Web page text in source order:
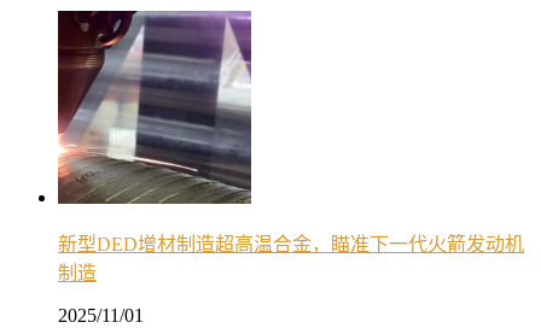
新型DED增材制造超高温合金，瞄准下一代火箭发动机
制造
2025/11/01